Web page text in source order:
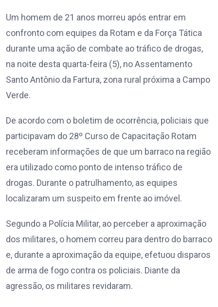
Um homem de 21 anos morreu após entrar em
confronto com equipes da Rotam e da Força Tática
durante uma ação de combate ao tráfico de drogas,
na noite desta quarta-feira (5), no Assentamento
Santo Antônio da Fartura, zona rural próxima a Campo
Verde.
De acordo com o boletim de ocorrência, policiais que
participavam do 28º Curso de Capacitação Rotam
receberam informações de que um barraco na região
era utilizado como ponto de intenso tráfico de
drogas. Durante o patrulhamento, as equipes
localizaram um suspeito em frente ao imóvel.
Segundo a Polícia Militar, ao perceber a aproximação
dos militares, o homem correu para dentro do barraco
e, durante a aproximação da equipe, efetuou disparos
de arma de fogo contra os policiais. Diante da
agressão, os militares revidaram.